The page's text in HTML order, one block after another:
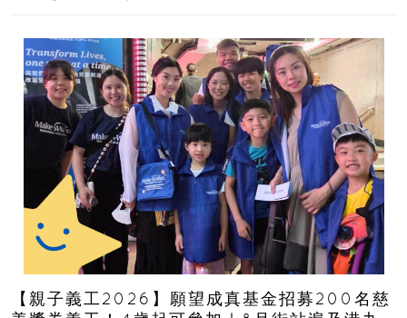
【親子義工2026】願望成真基金招募200名慈